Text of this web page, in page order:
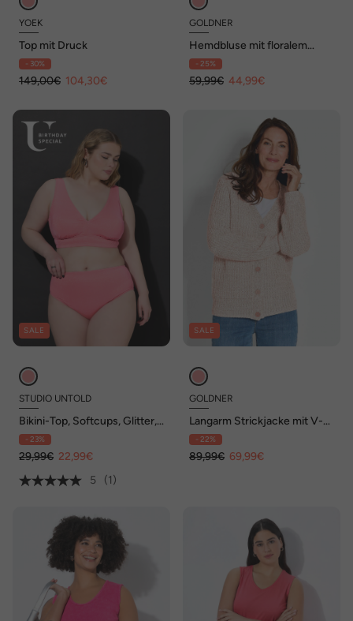
YOEK
Top mit Druck
- 30%
149,00€ 104,30€
GOLDNER
Hemdbluse mit floralem
Muster
- 25%
59,99€ 44,99€
SALE
STUDIO UNTOLD
Bikini-Top, Softcups, Glitter,
Shaping
- 23%
29,99€ 22,99€
5
(1)
SALE
GOLDNER
Langarm Strickjacke mit V-
Ausschnitt
- 22%
89,99€ 69,99€